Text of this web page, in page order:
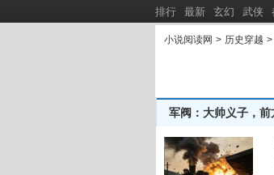
小说阅读网 > 历史穿越 >
军阀：大帅义子，
爱吃饭团团作品集：
新书推荐：
斩佞，镇北，王天下
排行 最新 玄幻 武侠